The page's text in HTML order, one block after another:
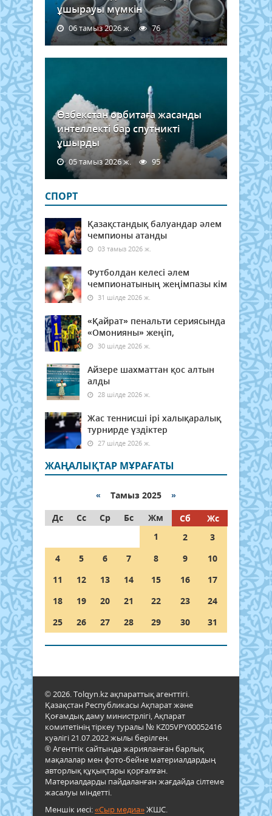
болу
ұшырауы мүмкін
06 тамыз 2026 ж. 76
Өзбекстан орбитаға жасанды
интеллекті бар спутникті
ұшырды
05 тамыз 2026 ж. 95
СПОРТ
Қазақстандық балуандар әлем
чемпионы атанды
03 тамыз 2026 ж.
Футболдан келесі әлем
чемпионатының жеңімпазы кім
31 шілде 2026 ж.
«Қайрат» пенальти сериясында
«Омонияны» жеңіп,
30 шілде 2026 ж.
Айзере шахматтан қос алтын
алды
28 шілде 2026 ж.
Жас теннисші ірі халықаралық
турнирде үздіктер
27 шілде 2026 ж.
ЖАҢАЛЫҚТАР МҰРАҒАТЫ
« Тамыз 2025 »
Дс
Сс Ср Бс Жм Сб
Жс
1
2
3
4
5 6 7 8 9
10
11
12 13 14 15 16
17
18
19 20 21 22 23
24
25
26 27 28 29 30 31
© 2026. Tolqyn.kz ақпараттық агенттігі.
Қазақстан Республикасы Ақпарат және
Қоғамдық даму министрлігі, Ақпарат
комитетінің тіркеу туралы № KZ05VPY00052416
куәлігі 21.07.2022 жылы берілген.
® Агенттік сайтында жарияланған барлық
мақалалар мен фото-бейне материалдардың
авторлық құқықтары қорғалған.
Материалдарды пайдаланған жағдайда сілтеме
жасалуы міндетті.
Меншік иесі:«Сыр медиа»ЖШС.